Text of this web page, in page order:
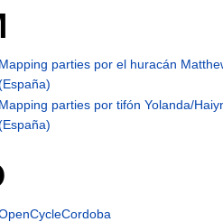
Mapping parties por el huracán
Mapping parties por tifón Yolanda/